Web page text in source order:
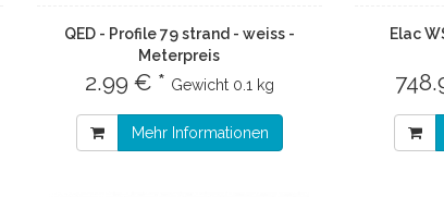
QED - Profile 79 strand - weiss -
Meterpreis
2.99 € * Gewicht 0.1 kg
Mehr Informationen
Elac